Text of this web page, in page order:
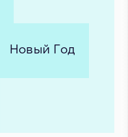
Новый Год